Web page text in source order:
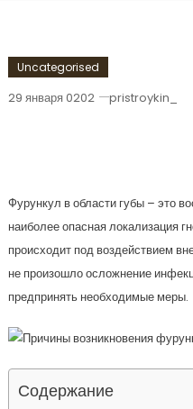
Uncategorised
29 января 0202 pristroykin_
Фурункул в области губы – это
наиболее опасная локализация
происходит под воздействием
не произошло осложнение
предпринять необходимые меры.
Содержание